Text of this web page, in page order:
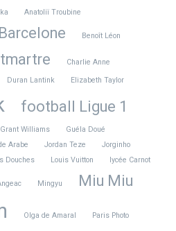
Anatoliï Troubine
Barcelone Benoît Léon
Charlie Anne
Duran Lantink Elizabeth Taylor
football Ligue 1
Grant Williams
Guéla Doué
Arabe Jordan Teze
Jorginho
Douches Louis Vuitton lycée Carnot
Mingyu Miu Miu
Olga de Amaral Paris Photo